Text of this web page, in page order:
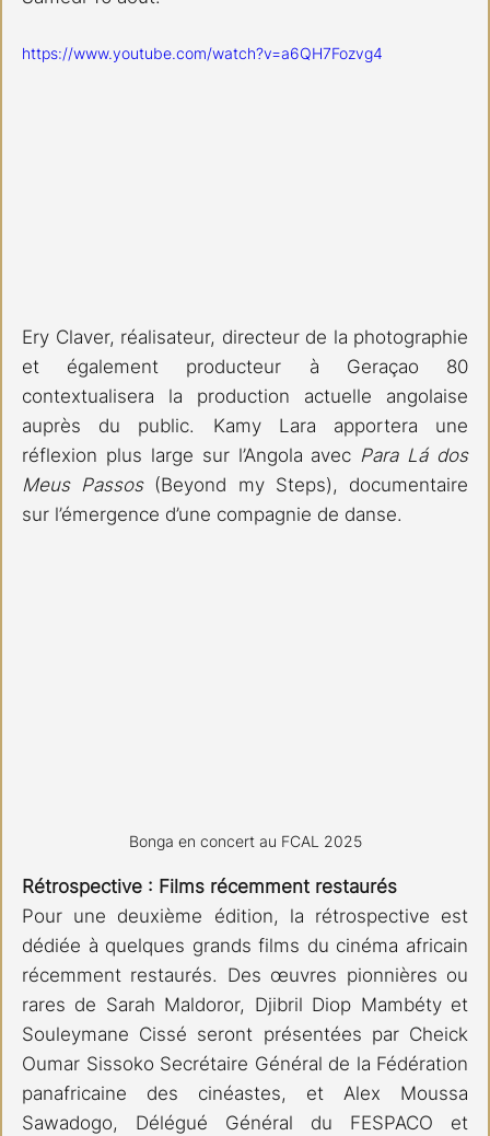
https://www.youtube.com/watch?v=a6QH7Fozvg4
Ery Claver, réalisateur, directeur de la photographie
et également producteur à Geraçao 80
contextualisera la production actuelle angolaise
auprès du public. Kamy Lara apportera une
réflexion plus large sur l’Angola avec Para Lá dos
Meus Passos (Beyond my Steps), documentaire
sur l’émergence d’une compagnie de danse.
Bonga en concert au FCAL 2025
Rétrospective : Films récemment restaurés
Pour une deuxième édition, la rétrospective est
dédiée à quelques grands films du cinéma africain
récemment restaurés. Des œuvres pionnières ou
rares de Sarah Maldoror, Djibril Diop Mambéty et
Souleymane Cissé seront présentées par Cheick
Oumar Sissoko Secrétaire Général de la Fédération
panafricaine des cinéastes, et Alex Moussa
Sawadogo, Délégué Général du FESPACO et